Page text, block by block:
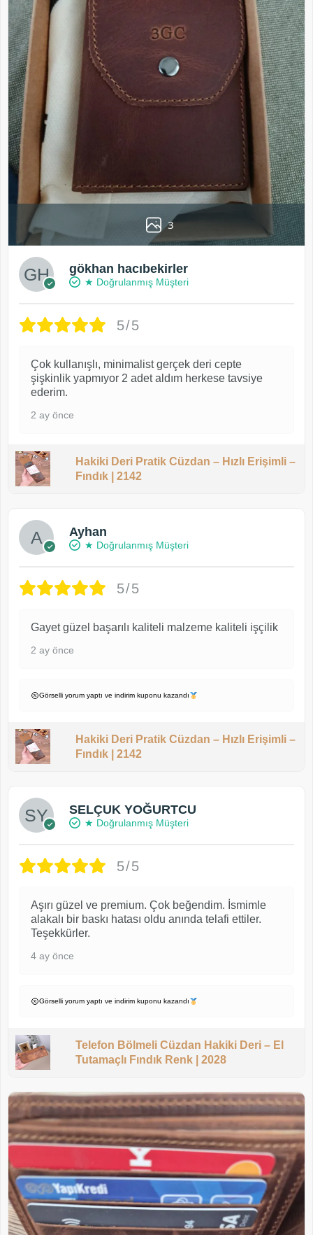
3
gökhan hacıbekirler
★ Doğrulanmış Müşteri
5/5
Çok kullanışlı, minimalist gerçek deri cepte
şişkinlik yapmıyor 2 adet aldım herkese tavsiye
ederim.
2 ay önce
Hakiki Deri Pratik Cüzdan – Hızlı Erişimli –
Fındık | 2142
Ayhan
★ Doğrulanmış Müşteri
5/5
Gayet güzel başarılı kaliteli malzeme kaliteli işçilik
2 ay önce
Görselli yorum yaptı ve indirim kuponu kazandı
Hakiki Deri Pratik Cüzdan – Hızlı Erişimli –
Fındık | 2142
SELÇUK YOĞURTCU
★ Doğrulanmış Müşteri
5/5
Aşırı güzel ve premium. Çok beğendim. İsmimle
alakalı bir baskı hatası oldu anında telafi ettiler.
Teşekkürler.
4 ay önce
Görselli yorum yaptı ve indirim kuponu kazandı
Telefon Bölmeli Cüzdan Hakiki Deri – El
Tutamaçlı Fındık Renk | 2028